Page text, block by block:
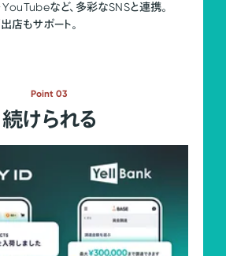
など、多彩なSNSと連携。
店もサポート。
Point 03
続けられる